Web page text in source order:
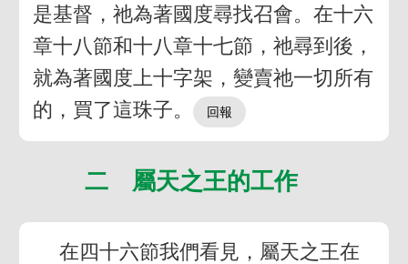
是基督，祂為著國度尋找召會。在十六
章十八節和十八章十七節，祂尋到後，
就為著國度上十字架，變賣祂一切所有
的，買了這珠子。
二 屬天之王的工作
在四十六節我們看見，屬天之王在